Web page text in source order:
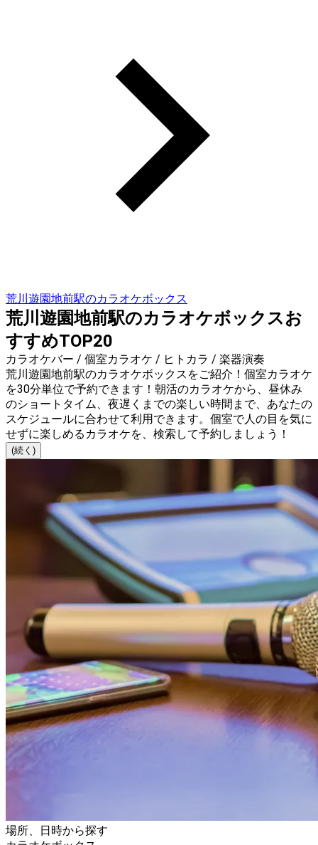
荒川遊園地前駅のカラオケボックス
荒川遊園地前駅のカラオケボックスお
すすめTOP20
カラオケバー / 個室カラオケ / ヒトカラ / 楽器演奏
荒川遊園地前駅のカラオケボックスをご紹介！個室カラオケ
を30分単位で予約できます！朝活のカラオケから、昼休み
のショートタイム、夜遅くまでの楽しい時間まで、あなたの
スケジュールに合わせて利用できます。個室で人の目を気に
せずに楽しめるカラオケを、検索して予約しましょう！
(続く)
場所、日時から探す